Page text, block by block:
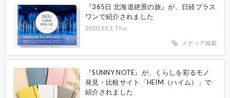
『365日 北海道絶景の旅』が、日経プラス
ワンで紹介されました
2020.10.1 Thu
メディア掲載
『SUNNY NOTE』が、くらしを彩るモノ
発見・比較サイト「HEIM（ハイム）」で
紹介されました